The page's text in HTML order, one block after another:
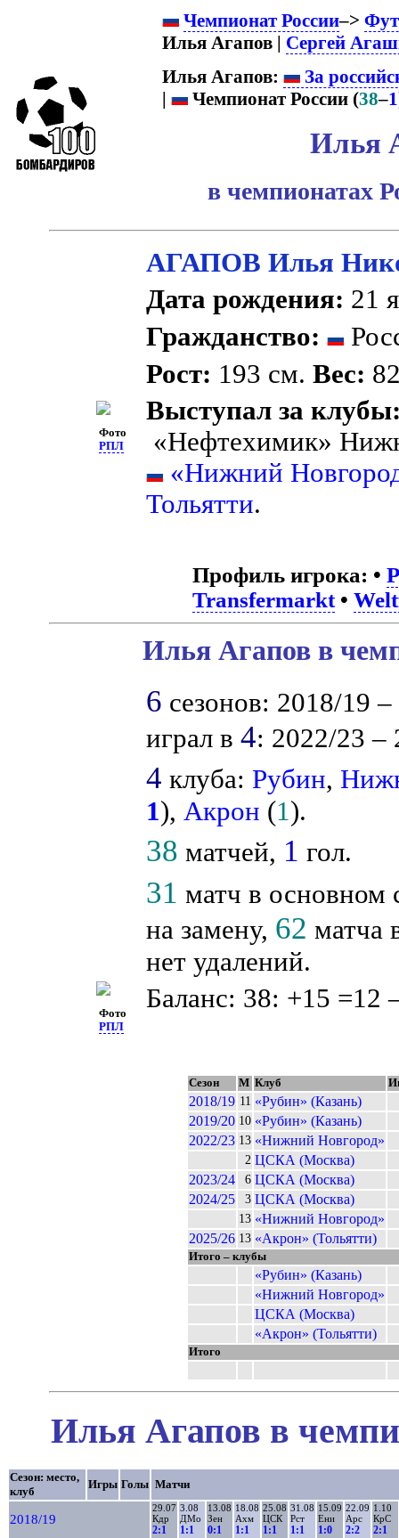
Чемпионат России–>
Илья Агапов | Сергей
Илья Агапов:
За
|
Чемпионат России (38–1
Илья
в чемпионатах
Фото
РПЛ
АГАПОВ Илья
Дата рождения: 21
Гражданство:
Рост: 193 см.Вес:
Выступал за
«Нефтехимик»
«Нижний
Тольятти.
Профиль игрока: •
Transfermarkt•
Фото
РПЛ
Илья Агапов в
6 сезонов: 2018/19
играл в4: 2022/23 –
4 клуба: Рубин,
1),Акрон (1).
38 матчей, 1 гол.
31 матч в основном
на замену, 62 матча
нет удалений.
Баланс: 38: +15 =12
Сезон М Клуб
2018/19 11 «Рубин» (Казань)
2019/20 10 «Рубин» (Казань)
2022/23 13 «Нижний Новгород»
2 ЦСКА (Москва)
2023/24
6 ЦСКА (Москва)
2024/25
3 ЦСКА (Москва)
13 «Нижний Новгород»
2025/26 13 «Акрон» (Тольятти)
Итого – клубы
«Рубин» (Казань)
«Нижний Новгород»
ЦСКА (Москва)
«Акрон» (Тольятти)
Итого
Илья Агапов в
Сезон: место,
клуб
Игры Голы Матчи
2018/19
29.07
Кдр
2:1
3.08
ДМо
1:1
13.08
Зен
0:1
18.08
Ахм
1:1
25.08
ЦСК
1:1
31.08
Рст
1:1
15.09
Ени
1:0
22.09
Арс
2:2
1.10
КрС
2:1